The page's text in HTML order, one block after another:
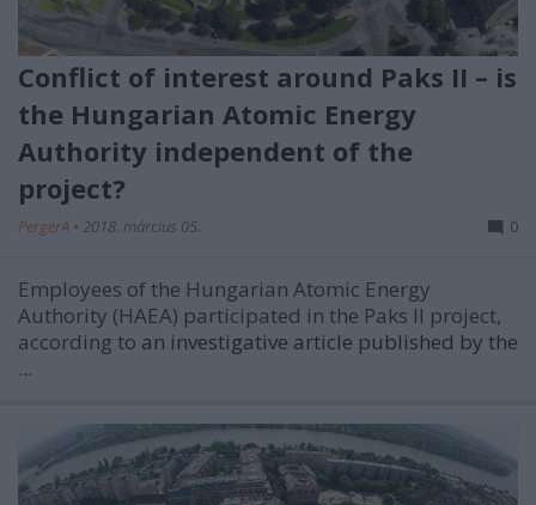
Conflict of interest around Paks II – is
the Hungarian Atomic Energy
Authority independent of the
project?
PergerA • 2018. március 05. 0
Employees of the Hungarian Atomic Energy
Authority (HAEA) participated in the Paks II project,
according to an investigative article published by the
...